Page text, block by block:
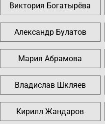
Виктория Богатырёва
Александр Булатов
Мария Абрамова
Владислав Шкляев
Кирилл Жандаров